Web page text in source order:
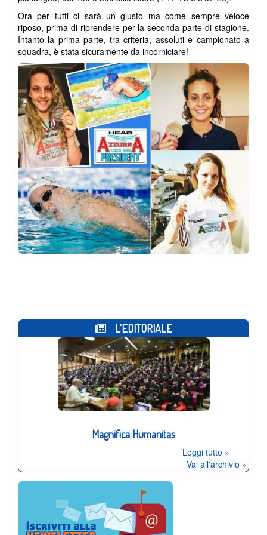
Ora per tutti ci sarà un giusto ma come sempre veloce
riposo, prima di riprendere per la seconda parte di stagione.
Intanto la prima parte, tra criteria, assoluti e campionato a
squadra, è stata sicuramente da incorniciare!
L'EDITORIALE
Magnifica Humanitas
Leggi tutto »
Vai all'archivio »
Пришло время сыграть нававада
Casinozer è una piattaforma innovativa che offre una vasta
gamma di giochi da casinò e promozioni speciali. Scopri di
casinozere approfitta di un’esperienza di gioco sicura
e coinvolgente.